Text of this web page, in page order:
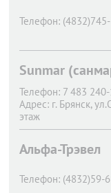
Телефон:
Sunmar
Телефон: 7 483
Адрес: г. Брянск,
этаж
Альфа-Трэвел
Телефон: (4832)59-